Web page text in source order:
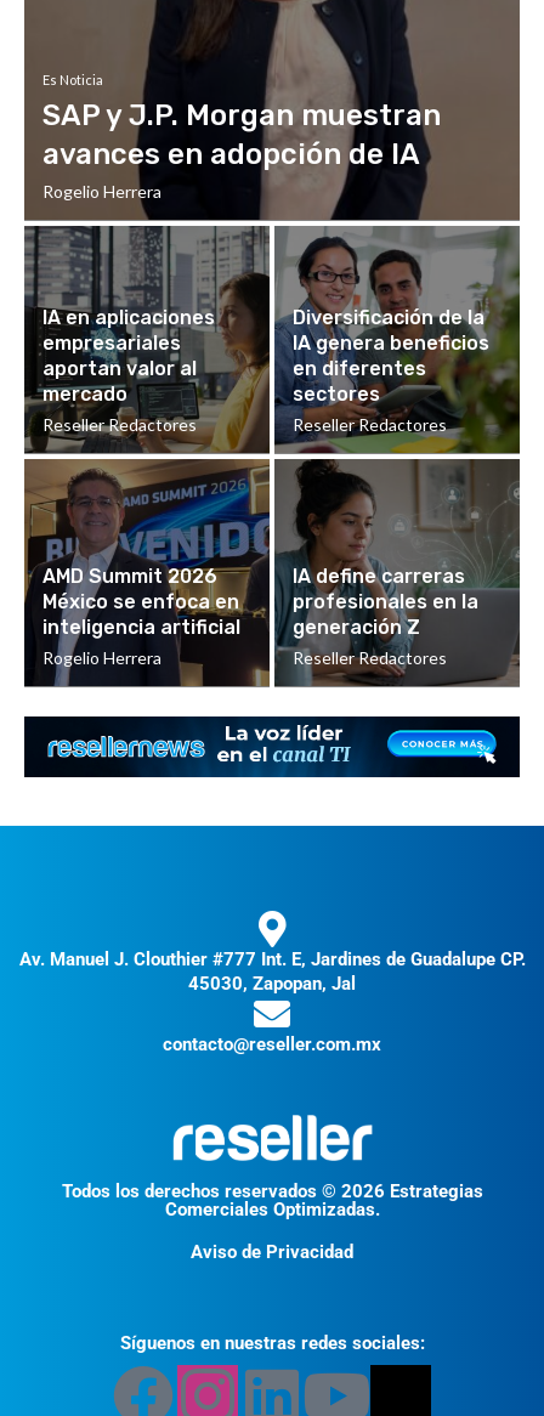
Es Noticia
SAP y J.P. Morgan muestran
avances en adopción de IA
Rogelio Herrera
IA en aplicaciones
empresariales
aportan valor al
mercado
Reseller Redactores
Diversificación de la
IA genera beneficios
en diferentes
sectores
Reseller Redactores
AMD Summit 2026
México se enfoca en
inteligencia artificial
Rogelio Herrera
IA define carreras
profesionales en la
generación Z
Reseller Redactores
Av. Manuel J. Clouthier #777 Int. E, Jardines de Guadalupe CP.
45030, Zapopan, Jal
contacto@reseller.com.mx
Todos los derechos reservados © 2026 Estrategias
Comerciales Optimizadas.
Aviso de Privacidad
Síguenos en nuestras redes sociales: